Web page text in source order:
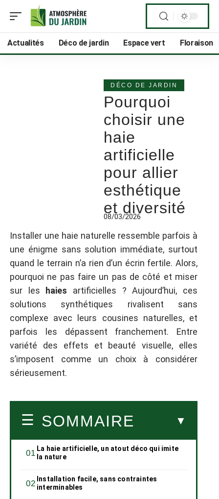
Actualités Déco de jardin Espace vert Floraison
DÉCO DE JARDIN
Pourquoi
choisir une
haie
artificielle
pour allier
esthétique
et diversité
08/03/2026
Installer une haie naturelle ressemble parfois à
une énigme sans solution immédiate, surtout
quand le terrain n’a rien d’un écrin fertile. Alors,
pourquoi ne pas faire un pas de côté et miser
sur les
haies artificielles ? Aujourd’hui, ces
solutions synthétiques rivalisent sans
complexe avec leurs cousines naturelles, et
parfois les dépassent franchement. Entre
variété des effets et beauté visuelle, elles
s’imposent comme un choix à considérer
sérieusement.
SOMMAIRE
La haie artificielle, un atout déco qui imite
la nature
Installation facile, sans contraintes
interminables